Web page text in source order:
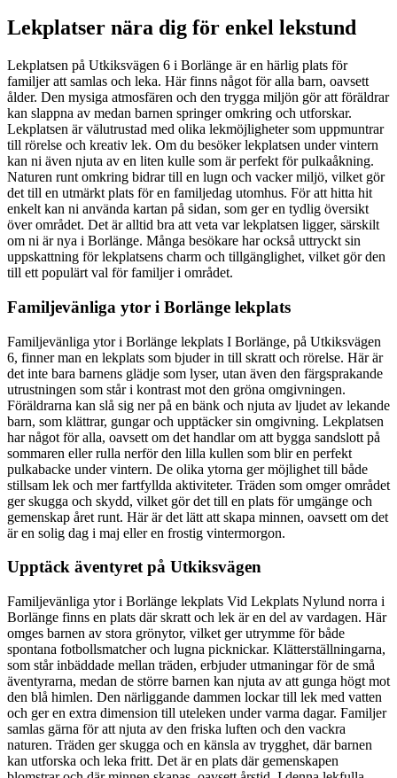
Lekplatser nära dig för enkel lekstund
Lekplatsen på Utkiksvägen 6 i Borlänge är en härlig plats för
familjer att samlas och leka. Här finns något för alla barn, oavsett
ålder. Den mysiga atmosfären och den trygga miljön gör att föräldrar
kan slappna av medan barnen springer omkring och utforskar.
Lekplatsen är välutrustad med olika lekmöjligheter som uppmuntrar
till rörelse och kreativ lek. Om du besöker lekplatsen under vintern
kan ni även njuta av en liten kulle som är perfekt för pulkaåkning.
Naturen runt omkring bidrar till en lugn och vacker miljö, vilket gör
det till en utmärkt plats för en familjedag utomhus. För att hitta hit
enkelt kan ni använda kartan på sidan, som ger en tydlig översikt
över området. Det är alltid bra att veta var lekplatsen ligger, särskilt
om ni är nya i Borlänge. Många besökare har också uttryckt sin
uppskattning för lekplatsens charm och tillgänglighet, vilket gör den
till ett populärt val för familjer i området.
Familjevänliga ytor i Borlänge lekplats
Familjevänliga ytor i Borlänge lekplats I Borlänge, på Utkiksvägen
6, finner man en lekplats som bjuder in till skratt och rörelse. Här är
det inte bara barnens glädje som lyser, utan även den färgsprakande
utrustningen som står i kontrast mot den gröna omgivningen.
Föräldrarna kan slå sig ner på en bänk och njuta av ljudet av lekande
barn, som klättrar, gungar och upptäcker sin omgivning. Lekplatsen
har något för alla, oavsett om det handlar om att bygga sandslott på
sommaren eller rulla nerför den lilla kullen som blir en perfekt
pulkabacke under vintern. De olika ytorna ger möjlighet till både
stillsam lek och mer fartfyllda aktiviteter. Träden som omger området
ger skugga och skydd, vilket gör det till en plats för umgänge och
gemenskap året runt. Här är det lätt att skapa minnen, oavsett om det
är en solig dag i maj eller en frostig vintermorgon.
Upptäck äventyret på Utkiksvägen
Familjevänliga ytor i Borlänge lekplats Vid Lekplats Nylund norra i
Borlänge finns en plats där skratt och lek är en del av vardagen. Här
omges barnen av stora grönytor, vilket ger utrymme för både
spontana fotbollsmatcher och lugna picknickar. Klätterställningarna,
som står inbäddade mellan träden, erbjuder utmaningar för de små
äventyrarna, medan de större barnen kan njuta av att gunga högt mot
den blå himlen. Den närliggande dammen lockar till lek med vatten
och ger en extra dimension till uteleken under varma dagar. Familjer
samlas gärna för att njuta av den friska luften och den vackra
naturen. Träden ger skugga och en känsla av trygghet, där barnen
kan utforska och leka fritt. Det är en plats där gemenskapen